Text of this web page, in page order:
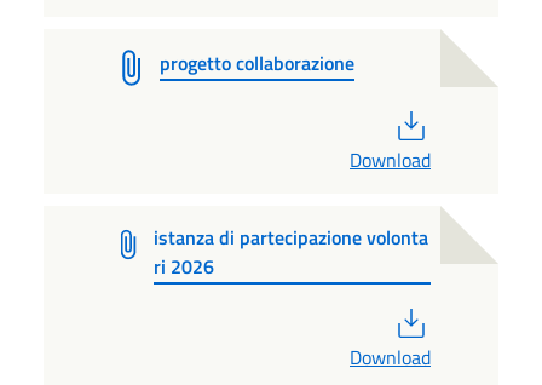
progetto collaborazione
Download
istanza di partecipazione volonta
ri 2026
Download